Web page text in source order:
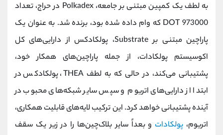
به لطف یک کمپین مبتنی بر جامعه، Polkadex در حراج، تعداد
973000 DOT که وام داده شده بود، برنده شد. به عنوان یک
پاراچین مبتنی بر Substrate، پولکادکس از دارایی‌های کل
اکوسیستم پولکادات، از جمله پاراچین‌های همکار خود،
پشتیبانی می‌کند، در حالی که به لطف THEA، پولکادکس در
ابتدا از دارایی‌های اتریوم و سپس سایر شبکه‌های محبوب در
آینده پشتیبانی خواهد کرد. این ترکیب لایه‌های قابلیت همکاری،
اتریوم، پولکادات و بعداً سایر بلاک‌چین‌ها را در زیر یک سقف